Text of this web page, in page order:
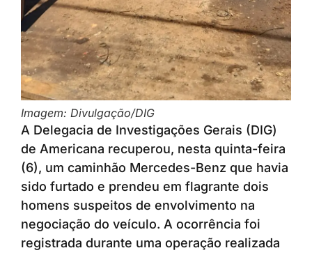
Imagem: Divulgação/DIG
A Delegacia de Investigações Gerais (DIG)
de Americana recuperou, nesta quinta-feira
(6), um caminhão Mercedes-Benz que havia
sido furtado e prendeu em flagrante dois
homens suspeitos de envolvimento na
negociação do veículo. A ocorrência foi
registrada durante uma operação realizada